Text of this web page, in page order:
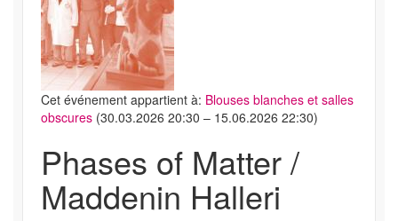
Cet événement appartient à: Blouses blanches et salles
obscures (30.03.2026 20:30 – 15.06.2026 22:30)
Phases of Matter /
Maddenin Halleri